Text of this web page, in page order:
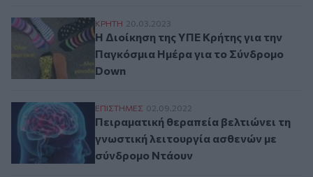
Η Διοίκηση της ΥΠΕ Κρήτης για την
ΚΡΗΤΗ 20.03.2023
Η Διοίκηση της ΥΠΕ Κρήτης για την
Παγκόσμια Ημέρα για το Σύνδρομο
Down
Πειραματική θεραπεία βελτιώνει τη
ΕΠΙΣΤΗΜΕΣ 02.09.2022
Πειραματική θεραπεία βελτιώνει τη
γνωστική λειτουργία ασθενών με
σύνδρομο Ντάουν